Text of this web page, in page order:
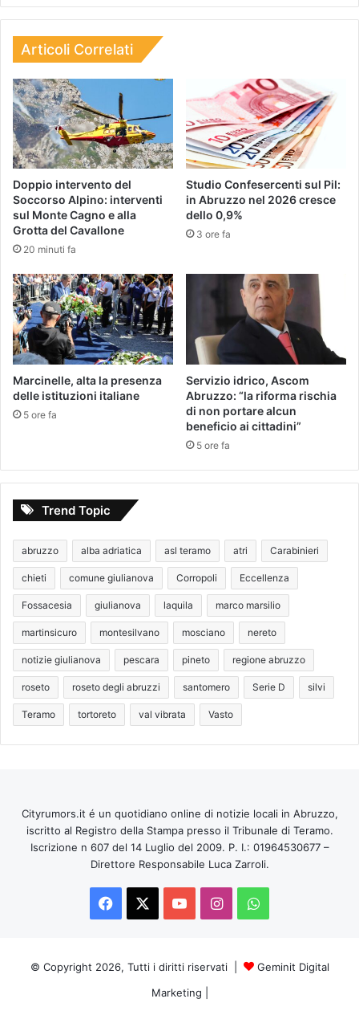
Articoli Correlati
Doppio intervento del
Soccorso Alpino: interventi
sul Monte Cagno e alla
Grotta del Cavallone
20 minuti fa
Studio Confesercenti sul Pil:
in Abruzzo nel 2026 cresce
dello 0,9%
3 ore fa
Marcinelle, alta la presenza
delle istituzioni italiane
5 ore fa
Servizio idrico, Ascom
Abruzzo: “la riforma rischia
di non portare alcun
beneficio ai cittadini”
5 ore fa
Trend Topic
abruzzo alba adriatica asl teramo atri Carabinieri
chieti comune giulianova Corropoli Eccellenza
Fossacesia giulianova laquila marco marsilio
martinsicuro montesilvano mosciano nereto
notizie giulianova pescara pineto regione abruzzo
roseto roseto degli abruzzi santomero Serie D silvi
Teramo tortoreto val vibrata Vasto
Cityrumors.it é un quotidiano online di notizie locali in Abruzzo,
iscritto al Registro della Stampa presso il Tribunale di Teramo.
Iscrizione n 607 del 14 Luglio del 2009. P. I.: 01964530677 –
Direttore Responsabile Luca Zarroli.
Facebook
You InstagramWhatsApp
© Copyright 2026, Tutti i diritti riservati |
Geminit Digital
Marketing